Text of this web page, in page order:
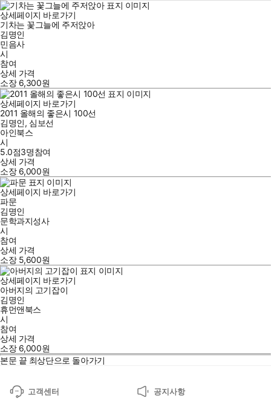
상세페이지 바로가기
기차는 꽃그늘에 주저앉아
김명인
민음사
시
참여
상세 가격
소장 6,300원
상세페이지 바로가기
2011 올해의 좋은시 100선
김명인, 심보선
아인북스
시
5.0점3명참여
상세 가격
소장 6,000원
상세페이지 바로가기
파문
김명인
문학과지성사
시
참여
상세 가격
소장 5,600원
상세페이지 바로가기
아버지의 고기잡이
김명인
휴먼앤북스
시
참여
상세 가격
소장 6,000원
본문 끝 최상단으로 돌아가기
고객센터 공지사항